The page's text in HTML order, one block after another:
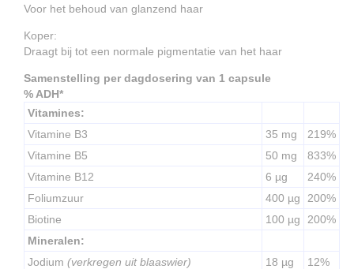
Voor het behoud van glanzend haar
Koper:
Draagt bij tot een normale pigmentatie van het haar
Samenstelling per dagdosering van 1 capsule
% ADH*
Vitamines:
Vitamine B3
35 mg
219%
Vitamine B5
50 mg
833%
Vitamine B12
6 µg
240%
Foliumzuur
400 µg
200%
Biotine
100 µg
200%
Mineralen:
Jodium (verkregen uit blaaswier) 18 µg
12%